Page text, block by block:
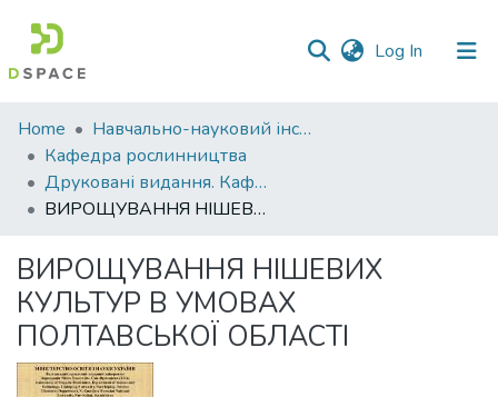
Log In (current)
Communities
&
Collections
All of DSpace
Statistics
Home
Навчально-науковий інститут агротехнологій, селекції та екології
Кафедра рослинництва
Друковані видання. Кафедра рослинництва
ВИРОЩУВАННЯ НІШЕВИХ КУЛЬТУР В УМОВАХ ПОЛТАВСЬКОЇ ОБЛАСТІ
ВИРОЩУВАННЯ НІШЕВИХ
КУЛЬТУР В УМОВАХ
ПОЛТАВСЬКОЇ ОБЛАСТІ